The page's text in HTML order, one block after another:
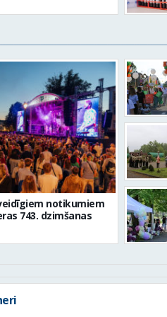
notikumiem
743. dzimšanas